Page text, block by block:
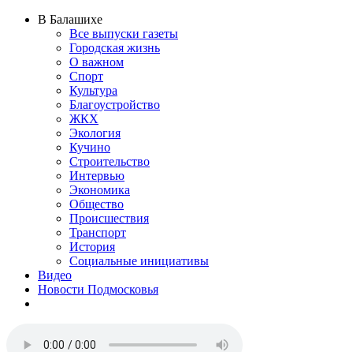
В Балашихе
Все выпуски газеты
Городская жизнь
О важном
Спорт
Культура
Благоустройство
ЖКХ
Экология
Кучино
Строительство
Интервью
Экономика
Общество
Происшествия
Транспорт
История
Социальные инициативы
Видео
Новости Подмосковья